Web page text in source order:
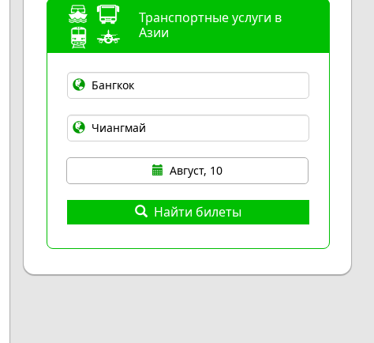
Транспортные услуги в
Азии
Август, 10
Найти билеты